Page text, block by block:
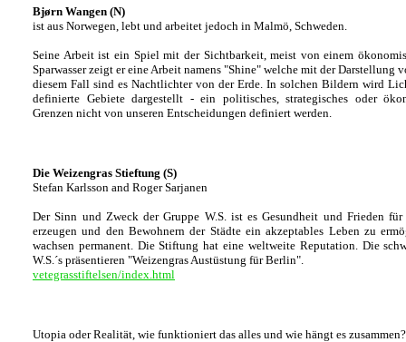
Bjørn Wangen (N)
ist aus Norwegen, lebt und arbeitet jedoch in Malmö, Schweden.
Seine Arbeit ist ein Spiel mit der Sichtbarkeit, meist von einem
Sparwasser zeigt er eine Arbeit namens "Shine" welche mit der Darstellung
diesem Fall sind es Nachtlichter von der Erde. In solchen Bildern wird
definierte Gebiete dargestellt - ein politisches, strategisches oder
Grenzen nicht von unseren Entscheidungen definiert werden.
Die Weizengras Stieftung (S)
Stefan Karlsson and Roger Sarjanen
Der Sinn und Zweck der Gruppe W.S. ist es Gesundheit und Frieden
erzeugen und den Bewohnern der Städte ein akzeptables Leben zu
wachsen permanent. Die Stiftung hat eine weltweite Reputation. Die
W.S.´s präsentieren "Weizengras Austüstung für Berlin".
vetegrasstiftelsen/index.html
Utopia oder Realität, wie funktioniert das alles und wie hängt es